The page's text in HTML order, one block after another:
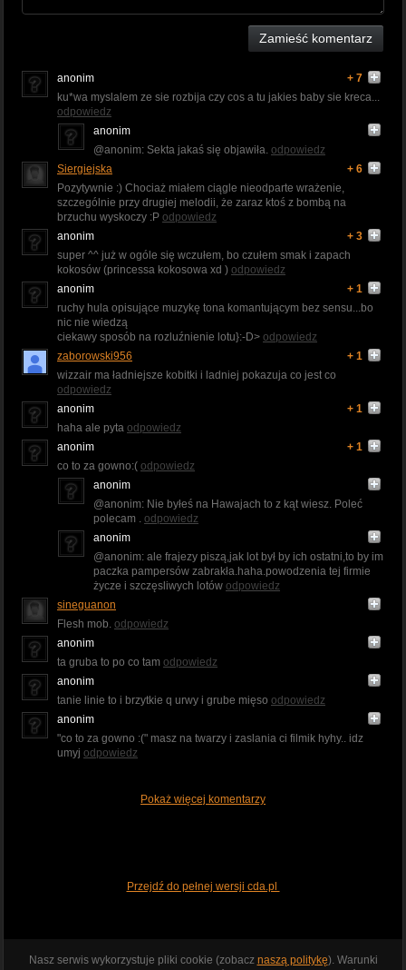
Zamieść komentarz
anonim
+ 7
ku*wa myslalem ze sie rozbija czy cos a tu jakies baby sie kreca...
odpowiedz
anonim
@anonim: Sekta jakaś się objawiła. odpowiedz
Siergiejska
+ 6
Pozytywnie :) Chociaż miałem ciągle nieodparte wrażenie,
szczególnie przy drugiej melodii, że zaraz ktoś z bombą na
brzuchu wyskoczy :P odpowiedz
anonim
+ 3
super ^^ już w ogóle się wczułem, bo czułem smak i zapach
kokosów (princessa kokosowa xd ) odpowiedz
anonim
+ 1
ruchy hula opisujące muzykę tona komantującym bez sensu...bo
nic nie wiedzą
ciekawy sposób na rozluźnienie lotu}:-D> odpowiedz
zaborowski956
+ 1
wizzair ma ładniejsze kobitki i ladniej pokazuja co jest co
odpowiedz
anonim
+ 1
haha ale pyta odpowiedz
anonim
+ 1
co to za gowno:( odpowiedz
anonim
@anonim: Nie byłeś na Hawajach to z kąt wiesz. Poleć
polecam . odpowiedz
anonim
@anonim: ale frajezy piszą,jak lot był by ich ostatni,to by im
paczka pampersów zabrakła.haha.powodzenia tej firmie
życze i szczęsliwych lotów odpowiedz
sineguanon
Flesh mob. odpowiedz
anonim
ta gruba to po co tam odpowiedz
anonim
tanie linie to i brzytkie q urwy i grube mięso odpowiedz
anonim
"co to za gowno :(" masz na twarzy i zaslania ci filmik hyhy.. idz
umyj odpowiedz
Pokaż więcej komentarzy
Przejdź do pełnej wersji cda.pl
Nasz serwis wykorzystuje pliki cookie (zobacz naszą politykę). Warunki